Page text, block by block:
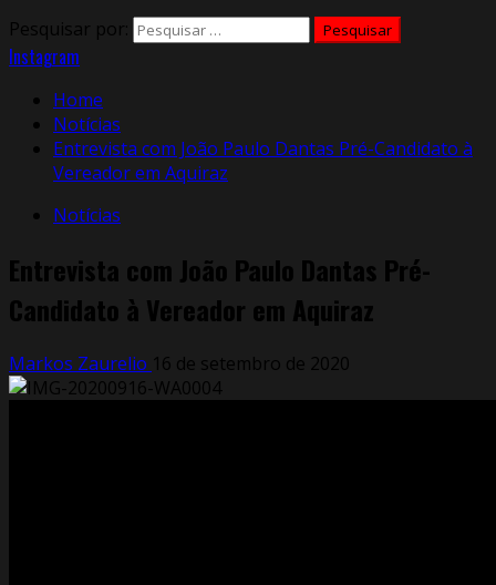
Pesquisar por:
Instagram
Home
Notícias
Entrevista com João Paulo Dantas Pré-Candidato à
Vereador em Aquiraz
Notícias
Entrevista com João Paulo Dantas Pré-
Candidato à Vereador em Aquiraz
Markos Zaurelio 16 de setembro de 2020